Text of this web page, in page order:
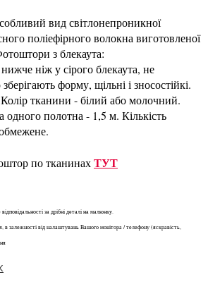
вид світлонепроникної
поліефірного волокна виготовленої
з блекаута:
ніж у сірого блекаута, не
форму, щільні і зносостійкі.
тканини - білий або молочний.
полотна - 1,5 м. Кількість
по тканинахТУТ
за дрібні деталі на малюнку.
в залежності від налаштувань Вашого монітора / телефону (яскравість,